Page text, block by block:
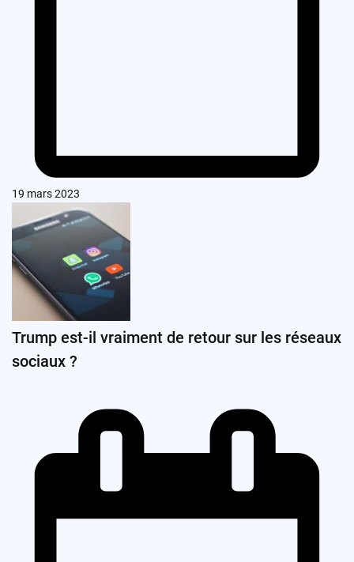
19 mars 2023
Trump est-il vraiment de retour sur les réseaux
sociaux ?